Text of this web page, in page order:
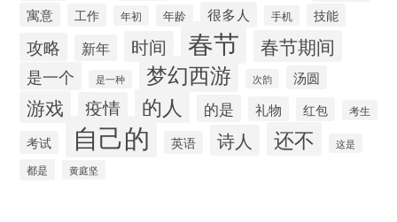
寓意 工作 年初 年龄 很多人 手机 技能
攻略 新年 时间 春节 春节期间
是一个 是一种 梦幻西游 次韵 汤圆
游戏 疫情 的人 的是 礼物 红包 考生
考试 自己的 英语 诗人 还不 这是
都是 黄庭坚